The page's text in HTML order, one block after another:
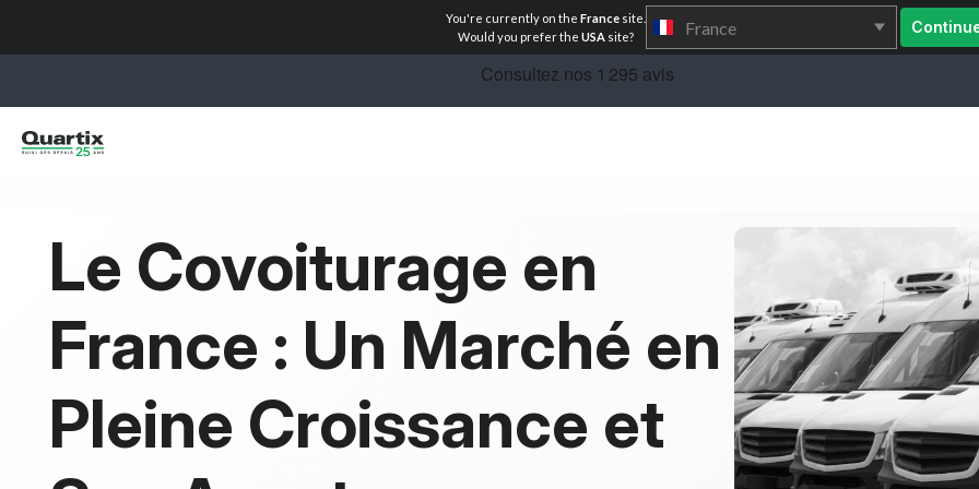
You're currently on the Francesite.
Would you prefer the USAsite? France
Le Covoiturage en
France : Un Marché en
Pleine Croissance et
Témoignages clients
Calculateurs
Devenir Partenaire
Commencez